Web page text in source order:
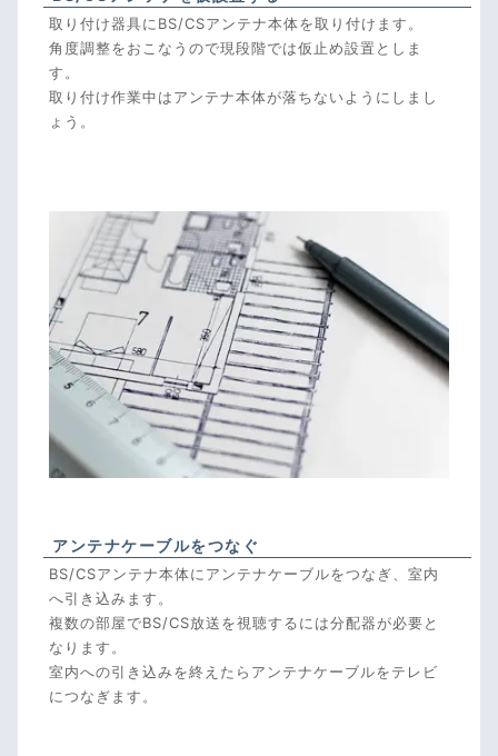
取り付け器具にBS/CSアンテナ本体を取り付けます。
角度調整をおこなうので現段階では仮止め設置としま
す。
取り付け作業中はアンテナ本体が落ちないようにしまし
ょう。
アンテナケーブルをつなぐ
BS/CSアンテナ本体にアンテナケーブルをつなぎ、室内
へ引き込みます。
複数の部屋でBS/CS放送を視聴するには分配器が必要と
なります。
室内への引き込みを終えたらアンテナケーブルをテレビ
につなぎます。